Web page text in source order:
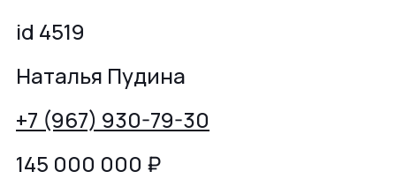
id 4519
Наталья Пудина
+7 (967) 930-79-30
145 000 000 ₽